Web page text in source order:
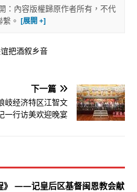
內容版權歸原作者所有，不代
。
谊把酒叙乡音
下一篇
岐经济特区江智文
一行访美欢迎晚宴
》 ——记皇后区基督闽恩教会献